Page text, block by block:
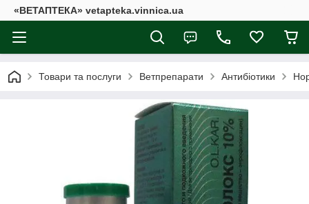
«ВЕТАПТЕКА» vetapteka.vinnica.ua
Товари та послуги Ветпрепарати Антибіотики